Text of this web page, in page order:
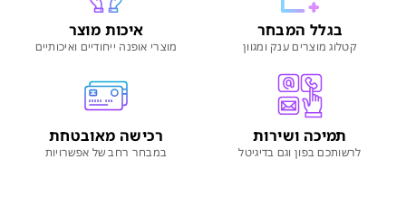
בגלל המבחר
קטלוג מוצרים ענק ומגוון
איכות מוצר
מוצרי אופנה ייחודיים ואיכותיים
תמיכה ושירות
לרשותכם בפון וגם בדיגיטל
רכישה מאובטחת
במבחר רחב של אפשרויות